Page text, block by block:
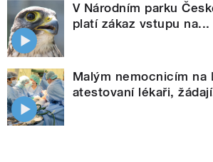
V Národním parku
platí zákaz vstupu na...
Malým nemocnicím na
atestovaní lékaři,